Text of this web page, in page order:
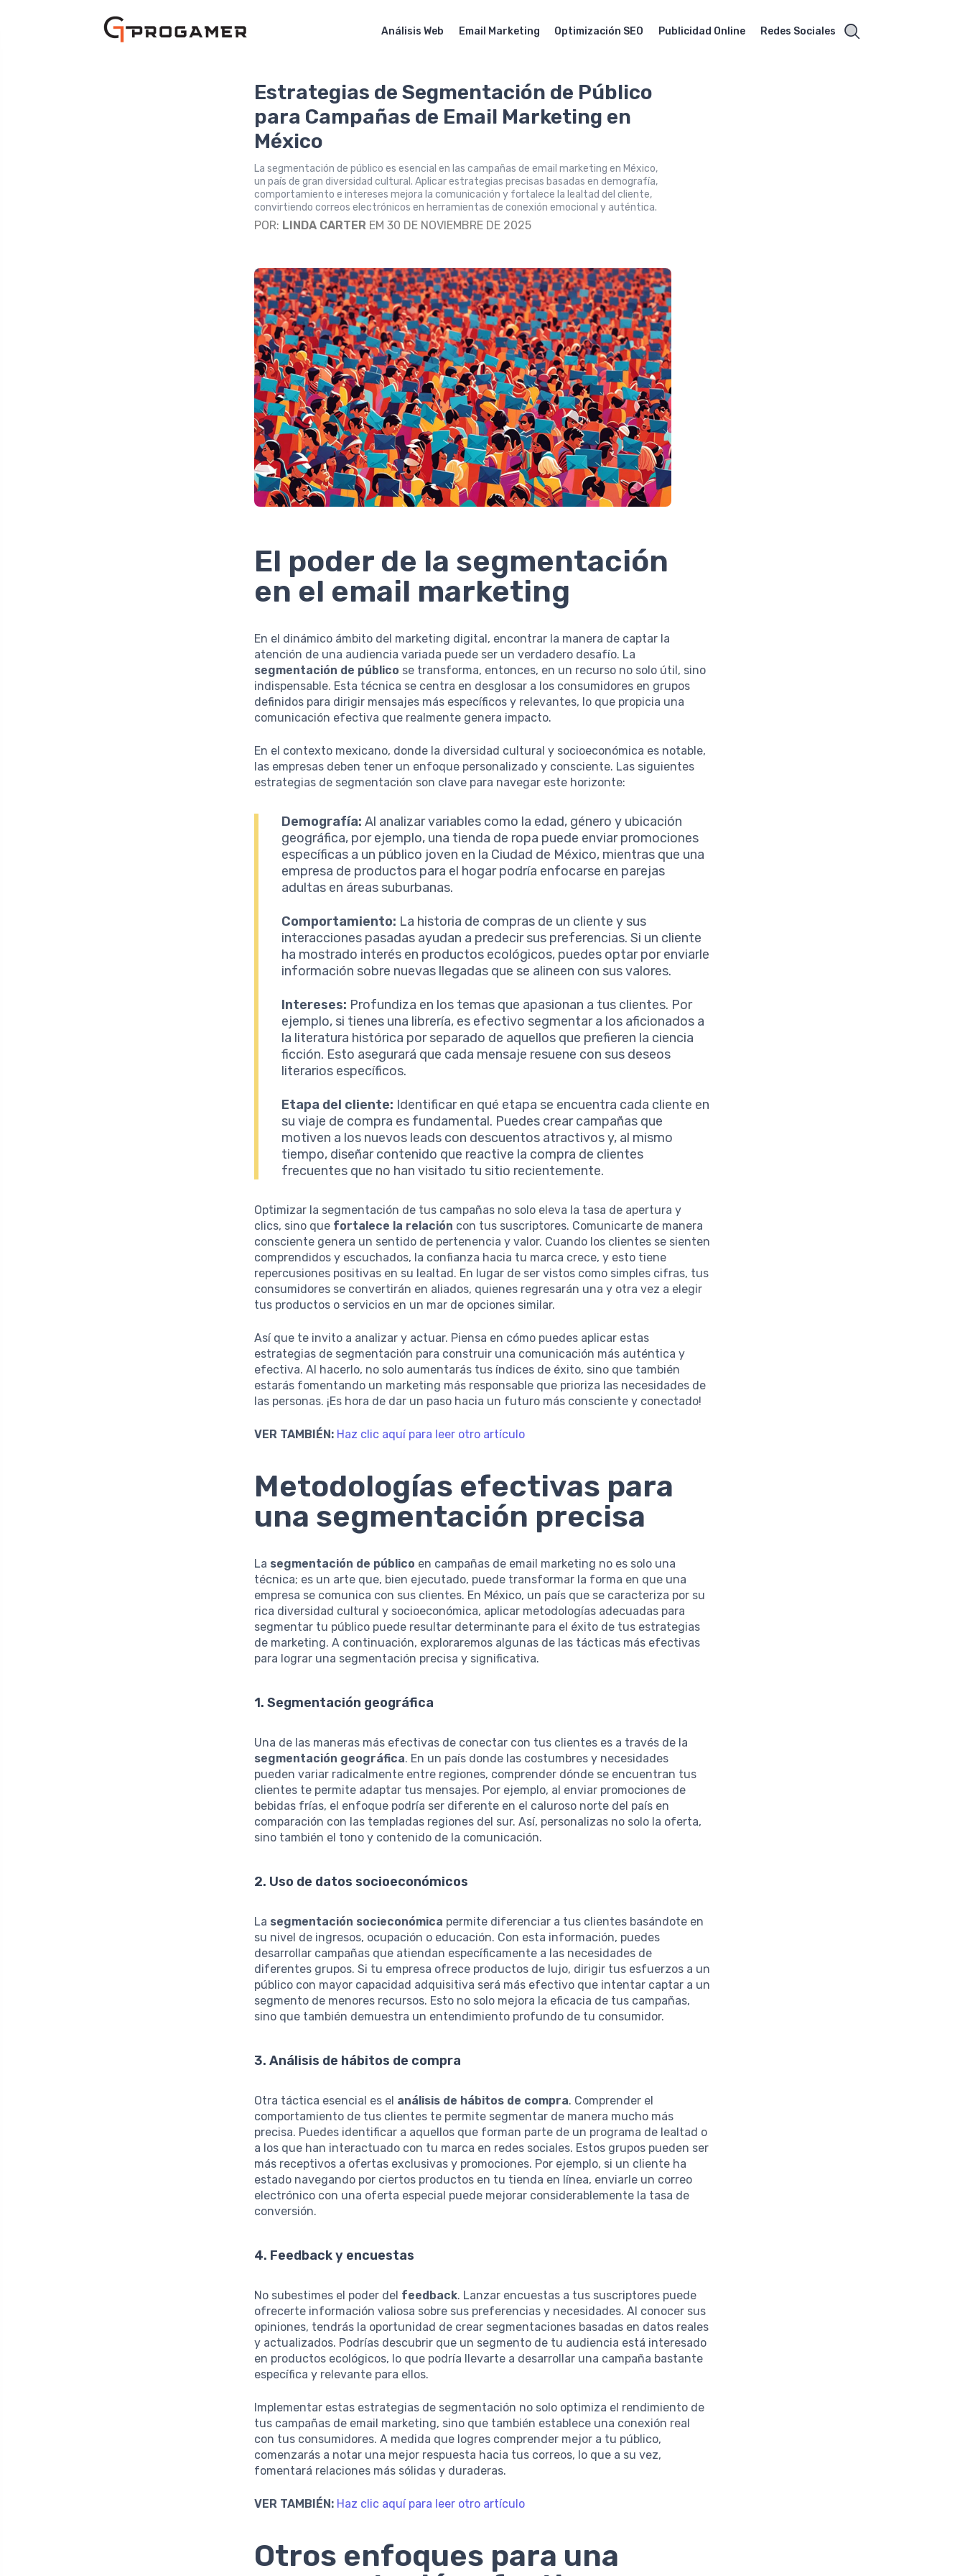
Análisis Web Email Marketing Optimización SEO Publicidad Online Redes Sociales
Estrategias de Segmentación de Público
para Campañas de Email Marketing en
México
La segmentación de público es esencial en las campañas de email marketing en México,
un país de gran diversidad cultural. Aplicar estrategias precisas basadas en demografía,
comportamiento e intereses mejora la comunicación y fortalece la lealtad del cliente,
convirtiendo correos electrónicos en herramientas de conexión emocional y auténtica.
POR: LINDA CARTER EM 30 DE NOVIEMBRE DE 2025
El poder de la segmentación
en el email marketing
En el dinámico ámbito del marketing digital, encontrar la manera de captar la
atención de una audiencia variada puede ser un verdadero desafío. La
segmentación de público se transforma, entonces, en un recurso no solo útil, sino
indispensable. Esta técnica se centra en desglosar a los consumidores en grupos
definidos para dirigir mensajes más específicos y relevantes, lo que propicia una
comunicación efectiva que realmente genera impacto.
En el contexto mexicano, donde la diversidad cultural y socioeconómica es notable,
las empresas deben tener un enfoque personalizado y consciente. Las siguientes
estrategias de segmentación son clave para navegar este horizonte:
Demografía: Al analizar variables como la edad, género y ubicación
geográfica, por ejemplo, una tienda de ropa puede enviar promociones
específicas a un público joven en la Ciudad de México, mientras que una
empresa de productos para el hogar podría enfocarse en parejas
adultas en áreas suburbanas.
Comportamiento: La historia de compras de un cliente y sus
interacciones pasadas ayudan a predecir sus preferencias. Si un cliente
ha mostrado interés en productos ecológicos, puedes optar por enviarle
información sobre nuevas llegadas que se alineen con sus valores.
Intereses: Profundiza en los temas que apasionan a tus clientes. Por
ejemplo, si tienes una librería, es efectivo segmentar a los aficionados a
la literatura histórica por separado de aquellos que prefieren la ciencia
ficción. Esto asegurará que cada mensaje resuene con sus deseos
literarios específicos.
Etapa del cliente: Identificar en qué etapa se encuentra cada cliente en
su viaje de compra es fundamental. Puedes crear campañas que
motiven a los nuevos leads con descuentos atractivos y, al mismo
tiempo, diseñar contenido que reactive la compra de clientes
frecuentes que no han visitado tu sitio recientemente.
Optimizar la segmentación de tus campañas no solo eleva la tasa de apertura y
clics, sino que fortalece la relación con tus suscriptores. Comunicarte de manera
consciente genera un sentido de pertenencia y valor. Cuando los clientes se sienten
comprendidos y escuchados, la confianza hacia tu marca crece, y esto tiene
repercusiones positivas en su lealtad. En lugar de ser vistos como simples cifras, tus
consumidores se convertirán en aliados, quienes regresarán una y otra vez a elegir
tus productos o servicios en un mar de opciones similar.
Así que te invito a analizar y actuar. Piensa en cómo puedes aplicar estas
estrategias de segmentación para construir una comunicación más auténtica y
efectiva. Al hacerlo, no solo aumentarás tus índices de éxito, sino que también
estarás fomentando un marketing más responsable que prioriza las necesidades de
las personas. ¡Es hora de dar un paso hacia un futuro más consciente y conectado!
VER TAMBIÉN: Haz clic aquí para leer otro artículo
Metodologías efectivas para
una segmentación precisa
La segmentación de público en campañas de email marketing no es solo una
técnica; es un arte que, bien ejecutado, puede transformar la forma en que una
empresa se comunica con sus clientes. En México, un país que se caracteriza por su
rica diversidad cultural y socioeconómica, aplicar metodologías adecuadas para
segmentar tu público puede resultar determinante para el éxito de tus estrategias
de marketing. A continuación, exploraremos algunas de las tácticas más efectivas
para lograr una segmentación precisa y significativa.
1. Segmentación geográfica
Una de las maneras más efectivas de conectar con tus clientes es a través de la
segmentación geográfica. En un país donde las costumbres y necesidades
pueden variar radicalmente entre regiones, comprender dónde se encuentran tus
clientes te permite adaptar tus mensajes. Por ejemplo, al enviar promociones de
bebidas frías, el enfoque podría ser diferente en el caluroso norte del país en
comparación con las templadas regiones del sur. Así, personalizas no solo la oferta,
sino también el tono y contenido de la comunicación.
2. Uso de datos socioeconómicos
La segmentación socieconómica permite diferenciar a tus clientes basándote en
su nivel de ingresos, ocupación o educación. Con esta información, puedes
desarrollar campañas que atiendan específicamente a las necesidades de
diferentes grupos. Si tu empresa ofrece productos de lujo, dirigir tus esfuerzos a un
público con mayor capacidad adquisitiva será más efectivo que intentar captar a un
segmento de menores recursos. Esto no solo mejora la eficacia de tus campañas,
sino que también demuestra un entendimiento profundo de tu consumidor.
3. Análisis de hábitos de compra
Otra táctica esencial es el análisis de hábitos de compra. Comprender el
comportamiento de tus clientes te permite segmentar de manera mucho más
precisa. Puedes identificar a aquellos que forman parte de un programa de lealtad o
a los que han interactuado con tu marca en redes sociales. Estos grupos pueden ser
más receptivos a ofertas exclusivas y promociones. Por ejemplo, si un cliente ha
estado navegando por ciertos productos en tu tienda en línea, enviarle un correo
electrónico con una oferta especial puede mejorar considerablemente la tasa de
conversión.
4. Feedback y encuestas
No subestimes el poder del feedback. Lanzar encuestas a tus suscriptores puede
ofrecerte información valiosa sobre sus preferencias y necesidades. Al conocer sus
opiniones, tendrás la oportunidad de crear segmentaciones basadas en datos reales
y actualizados. Podrías descubrir que un segmento de tu audiencia está interesado
en productos ecológicos, lo que podría llevarte a desarrollar una campaña bastante
específica y relevante para ellos.
Implementar estas estrategias de segmentación no solo optimiza el rendimiento de
tus campañas de email marketing, sino que también establece una conexión real
con tus consumidores. A medida que logres comprender mejor a tu público,
comenzarás a notar una mejor respuesta hacia tus correos, lo que a su vez,
fomentará relaciones más sólidas y duraderas.
VER TAMBIÉN: Haz clic aquí para leer otro artículo
Otros enfoques para una